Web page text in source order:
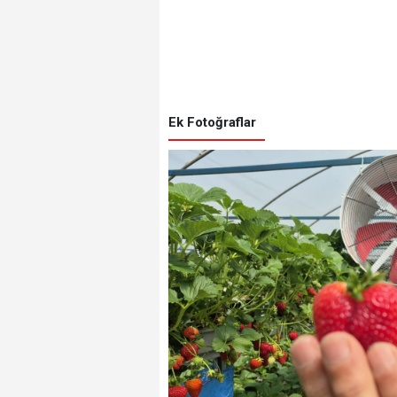
Ek Fotoğraflar